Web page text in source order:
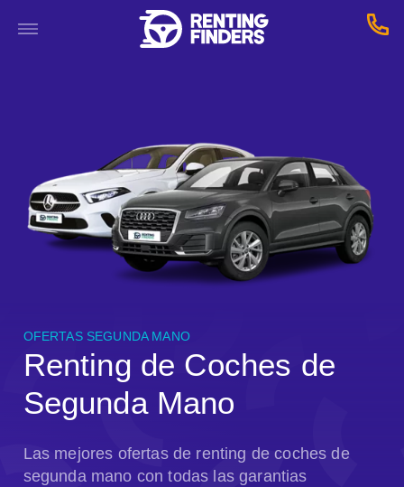
OFERTAS SEGUNDA MANO
Renting de Coches de
Segunda Mano
Las mejores ofertas de renting de coches de
segunda mano con todas las garantias